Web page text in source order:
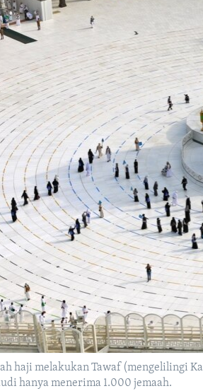
haji melakukan Tawaf (mengelilingi
hanya menerima 1.000 jemaah.